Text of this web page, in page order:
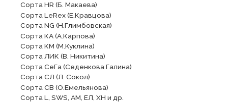
Сорта HR (Б. Макаева)
Сорта LeRex (Е.Кравцова)
Сорта NG (Н.Глимбовская)
Сорта КА (А.Карпова)
Сорта КМ (М.Куклина)
Сорта ЛИК (В. Никитина)
Сорта СеГа (Седенкова Галина)
Сорта СЛ (Л. Сокол)
Сорта СВ (О.Емельянова)
Сорта L, SWS, АМ, ЕЛ, ХН и др.